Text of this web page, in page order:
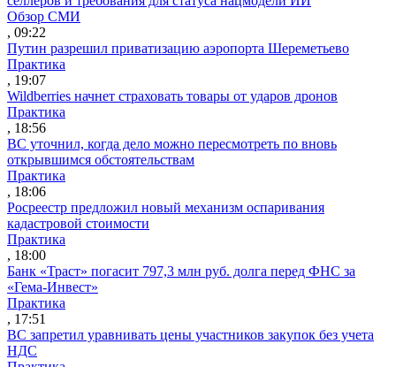
Обзор СМИ
, 09:22
Путин разрешил приватизацию аэропорта Шереметьево
Практика
, 19:07
Wildberries начнет страховать товары от ударов дронов
Практика
, 18:56
ВС уточнил, когда дело можно пересмотреть по вновь
открывшимся обстоятельствам
Практика
, 18:06
Росреестр предложил новый механизм оспаривания
кадастровой стоимости
Практика
, 18:00
Банк «Траст» погасит 797,3 млн руб. долга перед ФНС за
«Гема-Инвест»
Практика
, 17:51
ВС запретил уравнивать цены участников закупок без учета
НДС